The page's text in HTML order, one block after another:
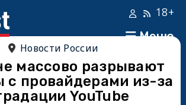
Меню
18+
Новости России
массово разрывают
с провайдерами из-за
YouTube